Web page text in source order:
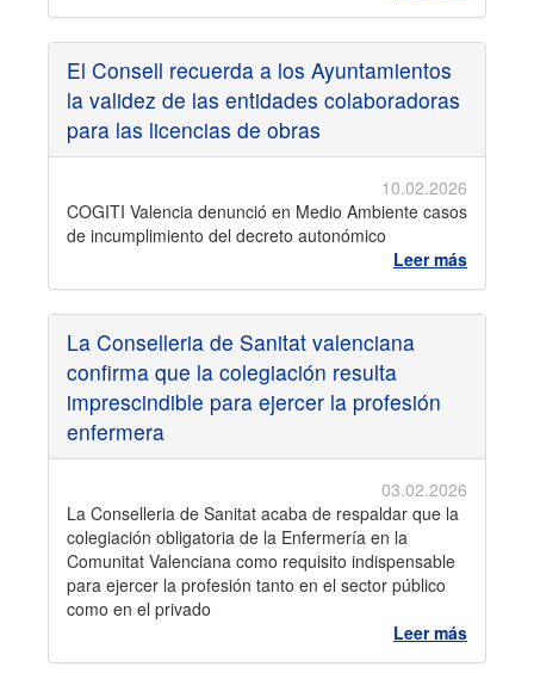
El Consell recuerda a los Ayuntamientos
la validez de las entidades colaboradoras
para las licencias de obras
10.02.2026
COGITI Valencia denunció en Medio Ambiente casos
de incumplimiento del decreto autonómico
Leer más
La Conselleria de Sanitat valenciana
confirma que la colegiación resulta
imprescindible para ejercer la profesión
enfermera
03.02.2026
La Conselleria de Sanitat acaba de respaldar que la
colegiación obligatoria de la Enfermería en la
Comunitat Valenciana como requisito indispensable
para ejercer la profesión tanto en el sector público
como en el privado
Leer más